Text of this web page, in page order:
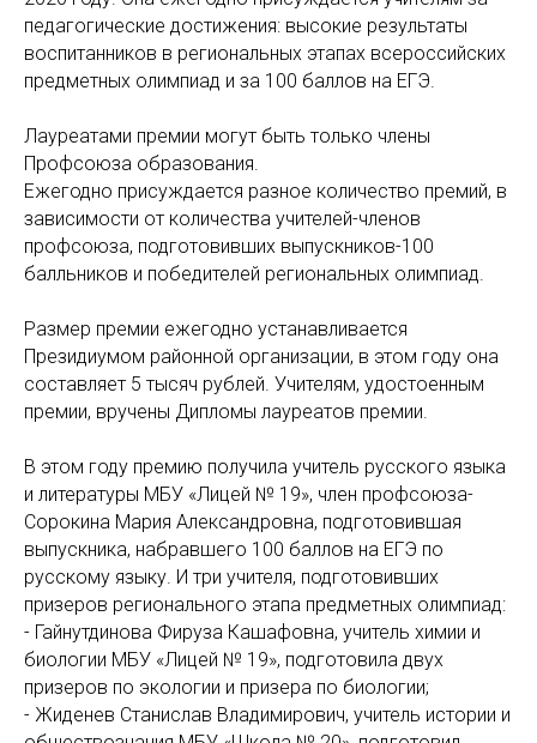
педагогические достижения: высокие результаты
воспитанников в региональных этапах всероссийских
предметных олимпиад и за 100 баллов на ЕГЭ.
Лауреатами премии могут быть только члены
Профсоюза образования.
Ежегодно присуждается разное количество премий, в
зависимости от количества учителей-членов
профсоюза, подготовивших выпускников-100
балльников и победителей региональных олимпиад.
Размер премии ежегодно устанавливается
Президиумом районной организации, в этом году она
составляет 5 тысяч рублей. Учителям, удостоенным
премии, вручены Дипломы лауреатов премии.
В этом году премию получила учитель русского языка
и литературы МБУ «Лицей № 19», член профсоюза-
Сорокина Мария Александровна, подготовившая
выпускника, набравшего 100 баллов на ЕГЭ по
русскому языку. И три учителя, подготовивших
призеров регионального этапа предметных олимпиад:
- Гайнутдинова Фируза Кашафовна, учитель химии и
биологии МБУ «Лицей № 19», подготовила двух
призеров по экологии и призера по биологии;
- Жиденев Станислав Владимирович, учитель истории и